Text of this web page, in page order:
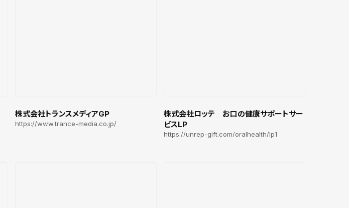
株式会社トランスメディアGP
https://www.trance-media.co.jp/
株式会社ロッテ お口の健康サポートサー
ビスLP
https://unrep-gift.com/oralhealth/lp1